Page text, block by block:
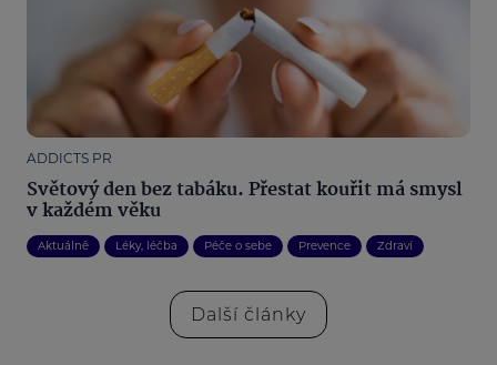
ADDICTS PR
Světový den bez tabáku. Přestat kouřit má smysl
v každém věku
Aktuálně Léky, léčba Péče o sebe Prevence Zdraví
Další články